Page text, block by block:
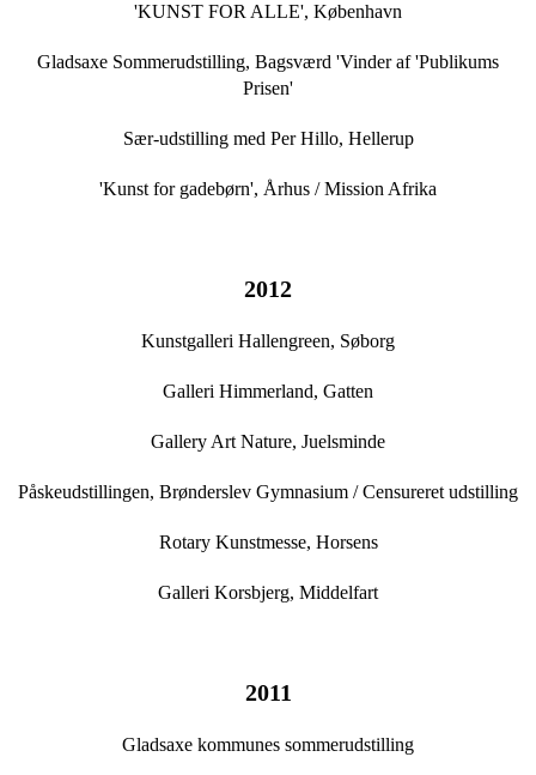
'KUNST FOR ALLE', København
Gladsaxe Sommerudstilling, Bagsværd 'Vinder af 'Publikums
Prisen'
Sær-udstilling med Per Hillo, Hellerup
'Kunst for gadebørn', Århus / Mission Afrika
2012
Kunstgalleri Hallengreen, Søborg
Galleri Himmerland, Gatten
Gallery Art Nature, Juelsminde
Påskeudstillingen, Brønderslev Gymnasium / Censureret udstilling
Rotary Kunstmesse, Horsens
Galleri Korsbjerg, Middelfart
2011
Gladsaxe kommunes sommerudstilling